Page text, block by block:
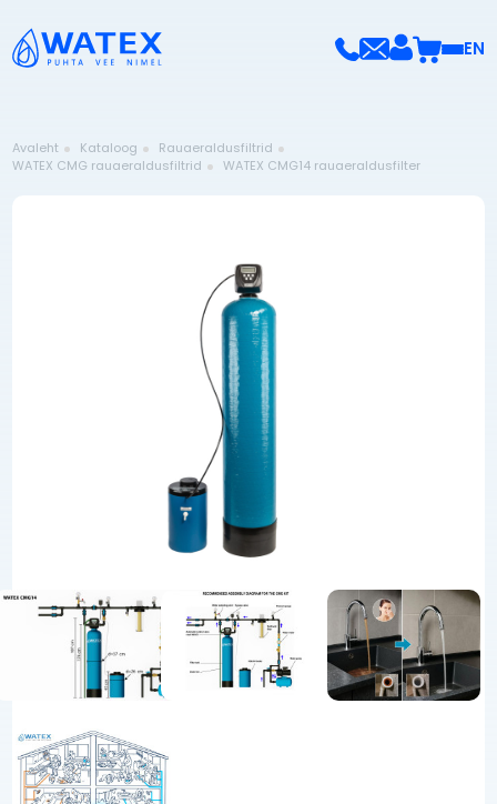
EN
Avaleht Kataloog
Rauaeraldusfiltrid
WATEX CMG rauaeraldusfiltrid
WATEX CMG14 rauaeraldusfilter